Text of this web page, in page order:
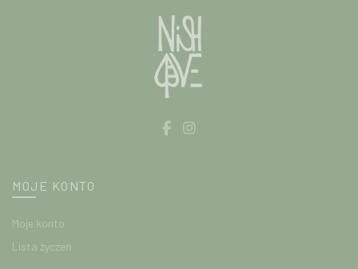
MOJE KONTO
Moje konto
Lista życzeń